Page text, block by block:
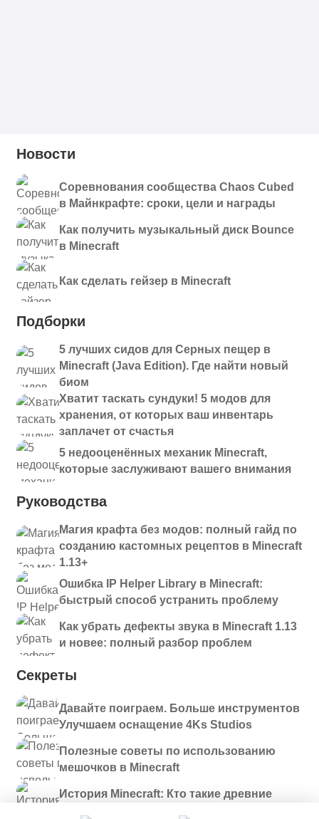
Новости
Соревнования сообщества Chaos Cubed
в Майнкрафте: сроки, цели и награды
Как получить музыкальный диск Bounce
в Minecraft
Как сделать гейзер в Minecraft
Подборки
5 лучших сидов для Серных пещер в
Minecraft (Java Edition). Где найти новый
биом
Хватит таскать сундуки! 5 модов для
хранения, от которых ваш инвентарь
заплачет от счастья
5 недооценённых механик Minecraft,
которые заслуживают вашего внимания
Руководства
Магия крафта без модов: полный гайд по
созданию кастомных рецептов в Minecraft
1.13+
Ошибка IP Helper Library в Minecraft:
быстрый способ устранить проблему
Как убрать дефекты звука в Minecraft 1.13
и новее: полный разбор проблем
Секреты
Давайте поиграем. Больше инструментов
Улучшаем оснащение 4Ks Studios
Полезные советы по использованию
мешочков в Minecraft
История Minecraft: Кто такие древние